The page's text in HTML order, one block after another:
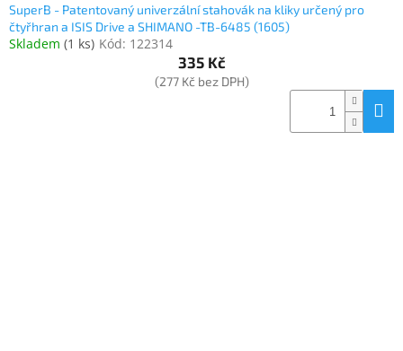
SuperB - Patentovaný univerzální stahovák na kliky určený pro
čtyřhran a ISIS Drive a SHIMANO -TB-6485 (1605)
Skladem (1 ks) Kód: 122314
335 Kč
(277 Kč bez DPH)